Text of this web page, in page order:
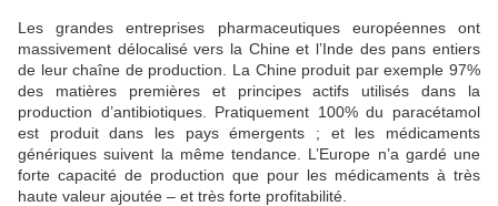
Les grandes entreprises pharmaceutiques européennes ont
massivement délocalisé vers la Chine et l’Inde des pans entiers
de leur chaîne de production. La Chine produit par exemple 97%
des matières premières et principes actifs utilisés dans la
production d’antibiotiques. Pratiquement 100% du paracétamol
est produit dans les pays émergents ; et les médicaments
génériques suivent la même tendance. L’Europe n’a gardé une
forte capacité de production que pour les médicaments à très
haute valeur ajoutée – et très forte profitabilité.